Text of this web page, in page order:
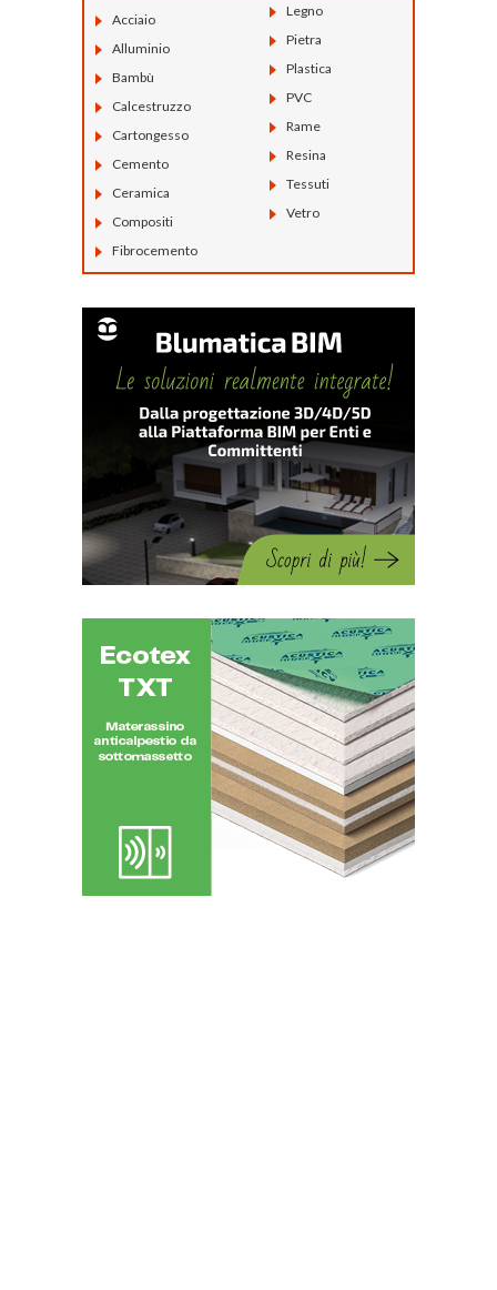
Acciaio
Alluminio
Bambù
Calcestruzzo
Cartongesso
Cemento
Ceramica
Compositi
Fibrocemento
Legno
Pietra
Plastica
PVC
Rame
Resina
Tessuti
Vetro